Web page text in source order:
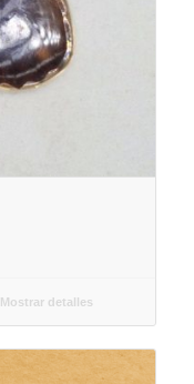
Mostrar detalles